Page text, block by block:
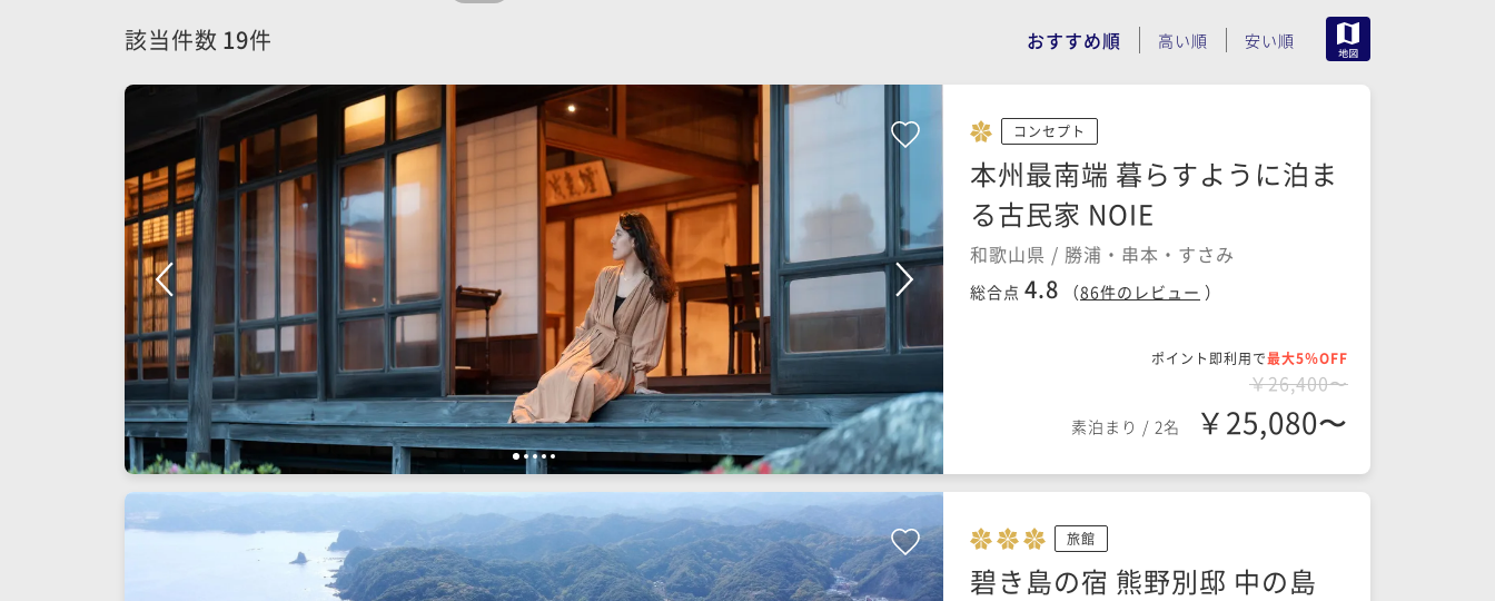
該当件数 19件 おすすめ順 高い順 安い順
1 2345
コンセプト
本州最南端 暮らすように泊ま
る古民家 NOIE
和歌山県 / 勝浦・串本・すさみ
総合点 4.8 （86件のレビュー ）
ポイント即利用で最大5％OFF
￥26,400〜
素泊まり / 2名 ￥25,080〜
旅館
碧き島の宿 熊野別邸 中の島